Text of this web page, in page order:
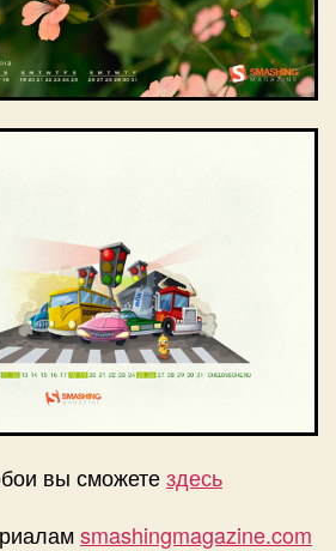
вы сможетездесь
smashingmagazine.com